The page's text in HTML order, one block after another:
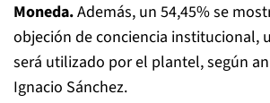
Moneda.Además, un 54,45% se
objeción de conciencia institucional,
será utilizado por el plantel, según
Ignacio Sánchez.